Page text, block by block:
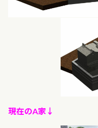
現在のA家↓